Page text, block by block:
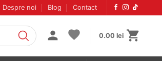
Despre noi Blog Contact
0.00 lei